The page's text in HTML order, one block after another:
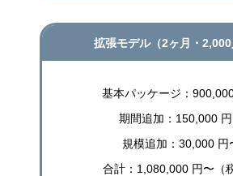
拡張モデル（2ヶ月・2,000
基本パッケージ：
期間追加：150,000
規模追加：30,000 円
合計：1,080,000 円〜（